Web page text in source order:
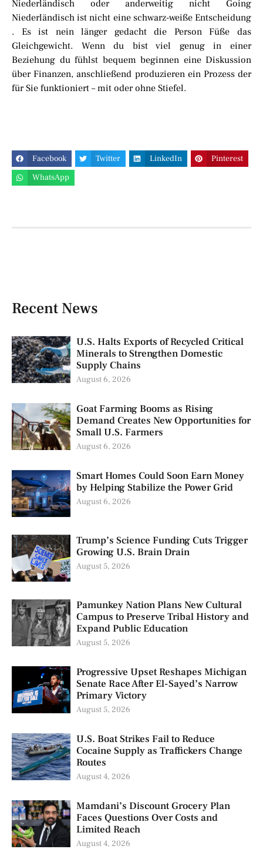
Niederländisch oder anderweitig nicht Going
Niederländisch ist nicht eine schwarz-weiße Entscheidung
. Es ist nein länger gedacht die Person Füße das
Gleichgewicht. Wenn du bist viel genug in einer
Beziehung du fühlst bequem beginnen eine Diskussion
über Finanzen, anschließend produzieren ein Prozess der
für Sie funktioniert – mit oder ohne Stiefel.
Facebook Twitter LinkedIn
Pinterest
WhatsApp
Recent News
U.S. Halts Exports of Recycled Critical
Minerals to Strengthen Domestic
Supply Chains
August 6, 2026
Goat Farming Booms as Rising
Demand Creates New Opportunities for
Small U.S. Farmers
August 6, 2026
Smart Homes Could Soon Earn Money
by Helping Stabilize the Power Grid
August 6, 2026
Trump’s Science Funding Cuts Trigger
Growing U.S. Brain Drain
August 5, 2026
Pamunkey Nation Plans New Cultural
Campus to Preserve Tribal History and
Expand Public Education
August 5, 2026
Progressive Upset Reshapes Michigan
Senate Race After El-Sayed’s Narrow
Primary Victory
August 5, 2026
U.S. Boat Strikes Fail to Reduce
Cocaine Supply as Traffickers Change
Routes
August 4, 2026
Mamdani’s Discount Grocery Plan
Faces Questions Over Costs and
Limited Reach
August 4, 2026